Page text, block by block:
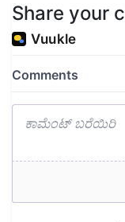
Share your